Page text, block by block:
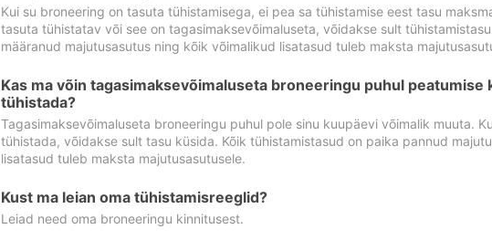
Kui su broneering on tasuta tühistamisega, ei pea sa tühistamise eest tasu
tasuta tühistatav või see on tagasimaksevõimaluseta, võidakse sult
määranud majutusasutus ning kõik võimalikud lisatasud tuleb maksta
Kas ma võin tagasimaksevõimaluseta broneeringu puhul peatumise
tühistada?
Tagasimaksevõimaluseta broneeringu puhul pole sinu kuupäevi võimalik muuta.
tühistada, võidakse sult tasu küsida. Kõik tühistamistasud on paika pannud
lisatasud tuleb maksta majutusasutusele.
Kust ma leian oma tühistamisreeglid?
Leiad need oma broneeringu kinnitusest.